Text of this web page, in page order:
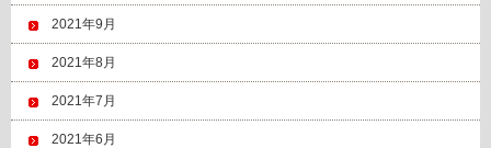
2021年9月
2021年8月
2021年7月
2021年6月